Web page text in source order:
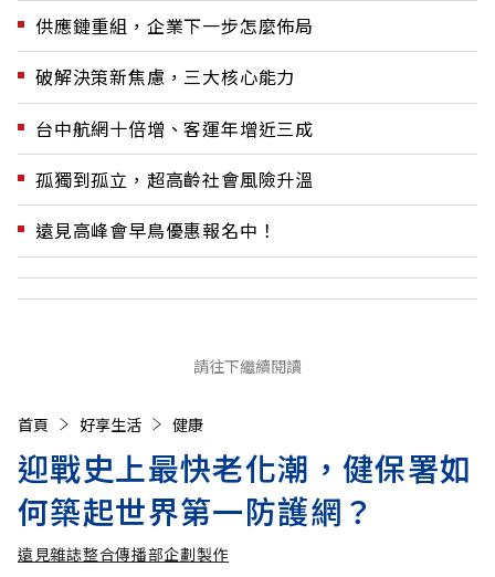
供應鏈重組，企業下一步怎麼佈局
破解決策新焦慮，三大核心能力
台中航網十倍增、客運年增近三成
孤獨到孤立，超高齡社會風險升溫
遠見高峰會早鳥優惠報名中！
請往下繼續閱讀
首頁 好享生活 健康
迎戰史上最快老化潮，健保署如
何築起世界第一防護網？
遠見雜誌整合傳播部企劃製作